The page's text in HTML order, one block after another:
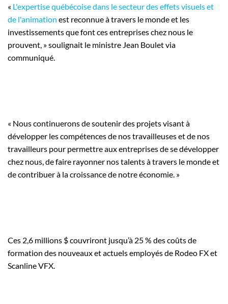
« L'expertise québécoise dans le secteur des effets visuels et
de l'animation est reconnue à travers le monde et les
investissements que font ces entreprises chez nous le
prouvent, » soulignait le ministre Jean Boulet via
communiqué.
« Nous continuerons de soutenir des projets visant à
développer les compétences de nos travailleuses et de nos
travailleurs pour permettre aux entreprises de se développer
chez nous, de faire rayonner nos talents à travers le monde et
de contribuer à la croissance de notre économie. »
Ces 2,6 millions $ couvriront jusqu’à 25 % des coûts de
formation des nouveaux et actuels employés de Rodeo FX et
Scanline VFX.